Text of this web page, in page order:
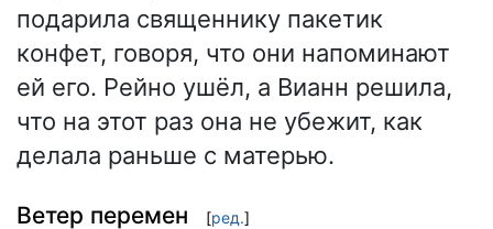
подарила священнику пакетик
конфет, говоря, что они напоминают
ей его. Рейно ушёл, а Вианн решила,
что на этот раз она не убежит, как
делала раньше с матерью.
Ветер перемен [ред.]